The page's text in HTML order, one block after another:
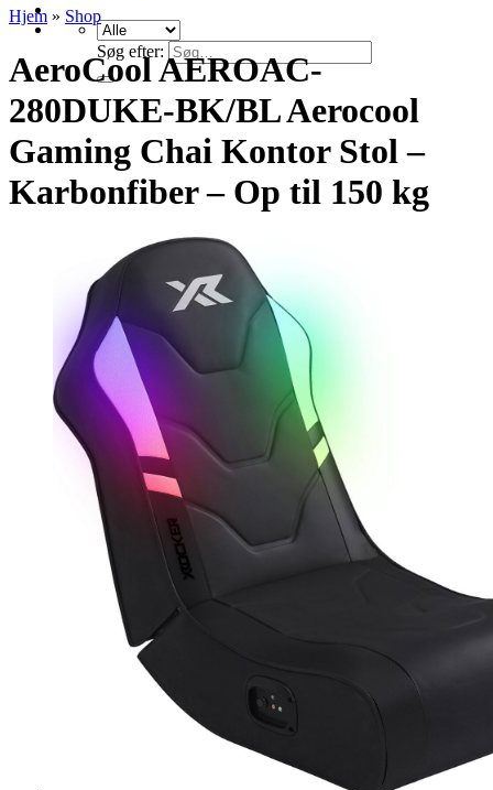
Søg efter:
Hjem » Shop
AeroCool AEROAC-
280DUKE-BK/BL Aerocool
Gaming Chai Kontor Stol –
Karbonfiber – Op til 150 kg